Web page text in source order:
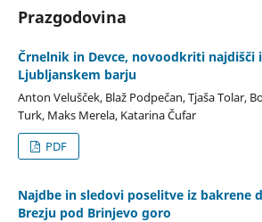
Prazgodovina
Črnelnik in Devce, novoodkriti najdišči
Ljubljanskem barju
Anton Velušček, Blaž Podpečan, Tjaša Tolar,
Turk, Maks Merela, Katarina Čufar
PDF
Najdbe in sledovi poselitve iz bakrene
Brezju pod Brinjevo goro